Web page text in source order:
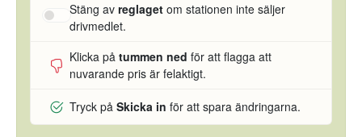
Stäng av reglaget om stationen inte säljer
drivmedlet.
Klicka på tummen ned för att flagga att
nuvarande pris är felaktigt.
Tryck på Skicka in för att spara ändringarna.